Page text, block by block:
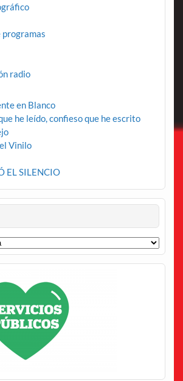
radio
en Blanco
he leído, confieso que he escrito
Vinilo
EL SILENCIO